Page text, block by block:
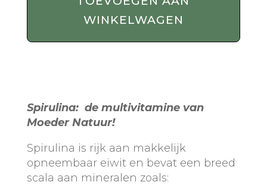
aantal
WINKELWAGEN
Spirulina: de multivitamine van
Moeder Natuur!
Spirulina is rijk aan makkelijk
opneembaar eiwit en bevat een breed
scala aan mineralen zoals: